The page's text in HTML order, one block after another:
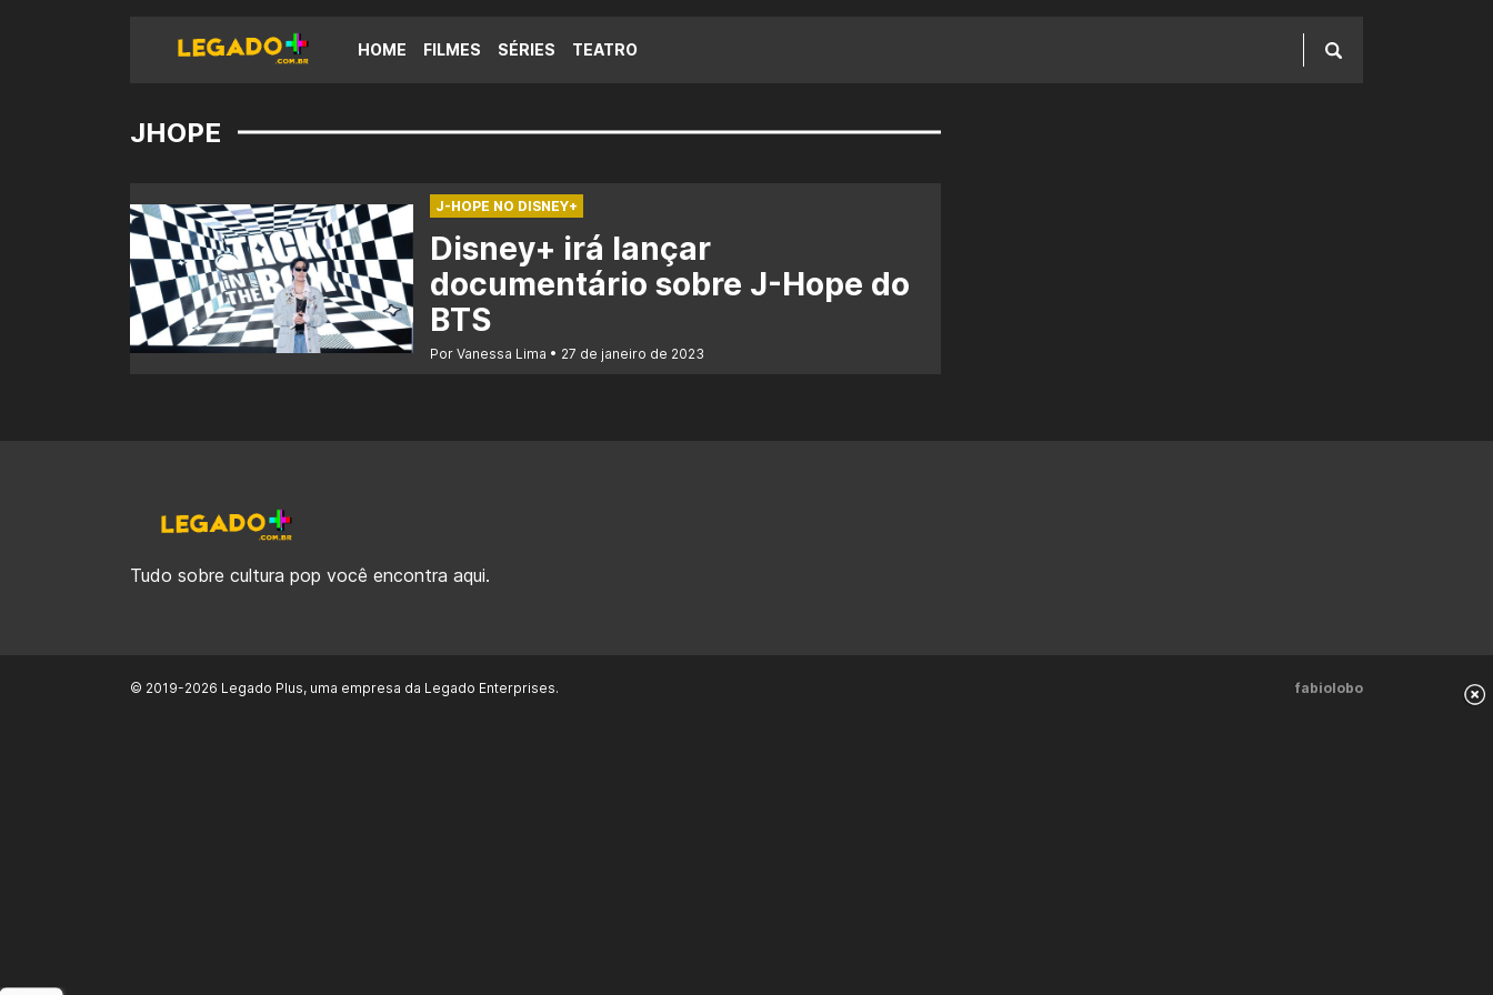
HOME FILMES SÉRIES TEATRO
JHOPE
J-HOPE NO DISNEY+
Disney+ irá lançar
documentário sobre J-Hope do
BTS
Por Vanessa Lima 27 de janeiro de 2023
Tudo sobre cultura pop você encontra aqui.
© 2019-2026 Legado Plus, uma empresa da Legado Enterprises. fabiolobo